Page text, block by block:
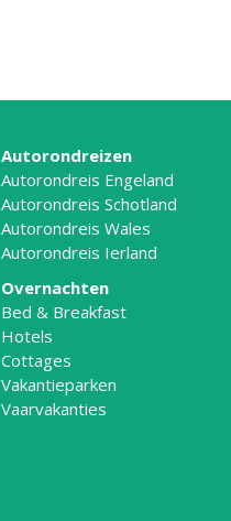
Autorondreizen
Autorondreis Engeland
Autorondreis Schotland
Autorondreis Wales
Autorondreis Ierland
Overnachten
Bed & Breakfast
Hotels
Cottages
Vakantieparken
Vaarvakanties